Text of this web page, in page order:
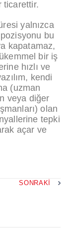
ticarettir.
yalnızca
bu
kapatamaz,
bir iş
hızlı ve
kendi
(uzman
veya diğer
olan
tepki
açar ve
SONRAKI